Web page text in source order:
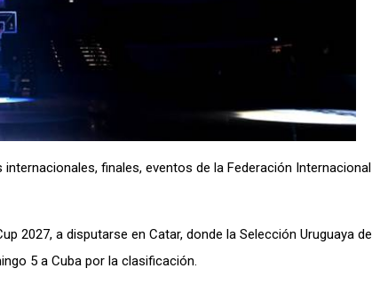
finales, eventos de la Federación Internacional
2027, a disputarse en Catar, donde la Selección Uruguaya de
5 a Cuba por la clasificación.